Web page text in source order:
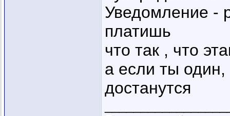
Уведомление -
платишь
что так , что
а если ты один,
достанутся